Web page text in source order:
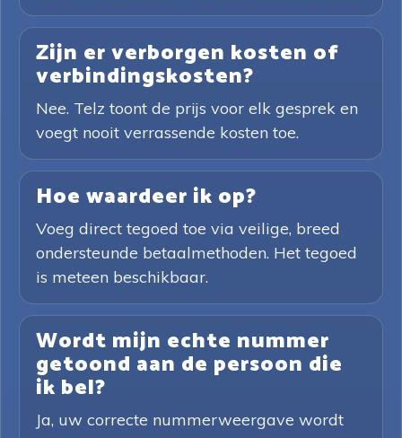
Zijn er verborgen kosten of
verbindingskosten?
Nee. Telz toont de prijs voor elk gesprek en
voegt nooit verrassende kosten toe.
Hoe waardeer ik op?
Voeg direct tegoed toe via veilige, breed
ondersteunde betaalmethoden. Het tegoed
is meteen beschikbaar.
Wordt mijn echte nummer
getoond aan de persoon die
ik bel?
Ja, uw correcte nummerweergave wordt